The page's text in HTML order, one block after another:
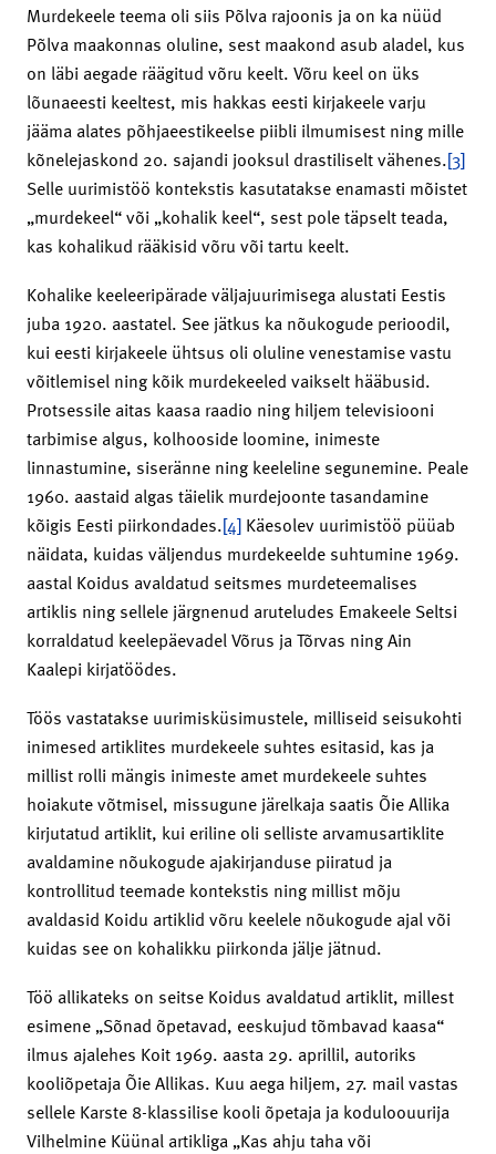
Murdekeele teema oli siis Põlva rajoonis ja on ka nüüd
Põlva maakonnas oluline, sest maakond asub aladel, kus
on läbi aegade räägitud võru keelt. Võru keel on üks
lõunaeesti keeltest, mis hakkas eesti kirjakeele varju
jääma alates põhjaeestikeelse piibli ilmumisest ning mille
kõnelejaskond 20. sajandi jooksul drastiliselt vähenes.[3]
Selle uurimistöö kontekstis kasutatakse enamasti mõistet
„murdekeel“ või „kohalik keel“, sest pole täpselt teada,
kas kohalikud rääkisid võru või tartu keelt.
Kohalike keeleeripärade väljajuurimisega alustati Eestis
juba 1920. aastatel. See jätkus ka nõukogude perioodil,
kui eesti kirjakeele ühtsus oli oluline venestamise vastu
võitlemisel ning kõik murdekeeled vaikselt hääbusid.
Protsessile aitas kaasa raadio ning hiljem televisiooni
tarbimise algus, kolhooside loomine, inimeste
linnastumine, siseränne ning keeleline segunemine. Peale
1960. aastaid algas täielik murdejoonte tasandamine
kõigis Eesti piirkondades.[4] Käesolev uurimistöö püüab
näidata, kuidas väljendus murdekeelde suhtumine 1969.
aastal Koidus avaldatud seitsmes murdeteemalises
artiklis ning sellele järgnenud aruteludes Emakeele Seltsi
korraldatud keelepäevadel Võrus ja Tõrvas ning Ain
Kaalepi kirjatöödes.
Töös vastatakse uurimisküsimustele, milliseid seisukohti
inimesed artiklites murdekeele suhtes esitasid, kas ja
millist rolli mängis inimeste amet murdekeele suhtes
hoiakute võtmisel, missugune järelkaja saatis Õie Allika
kirjutatud artiklit, kui eriline oli selliste arvamusartiklite
avaldamine nõukogude ajakirjanduse piiratud ja
kontrollitud teemade kontekstis ning millist mõju
avaldasid Koidu artiklid võru keelele nõukogude ajal või
kuidas see on kohalikku piirkonda jälje jätnud.
Töö allikateks on seitse Koidus avaldatud artiklit, millest
esimene „Sõnad õpetavad, eeskujud tõmbavad kaasa“
ilmus ajalehes Koit 1969. aasta 29. aprillil, autoriks
kooliõpetaja Õie Allikas. Kuu aega hiljem, 27. mail vastas
sellele Karste 8-klassilise kooli õpetaja ja koduloouurija
Vilhelmine Küünal artikliga „Kas ahju taha või